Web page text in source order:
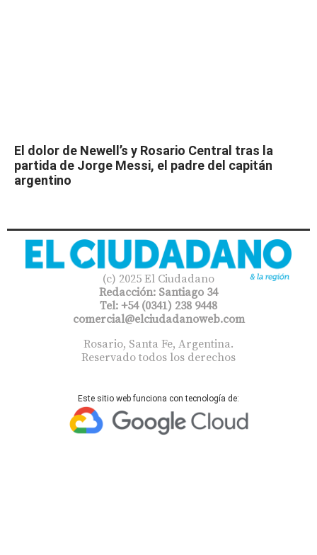
El dolor de Newell’s y Rosario Central tras la
partida de Jorge Messi, el padre del capitán
argentino
(c) 2025 El Ciudadano
Redacción: Santiago 34
Tel: +54 (0341) 238 9448
comercial@elciudadanoweb.com​
Rosario, Santa Fe, Argentina.
Reservado todos los derechos
Este sitio web funciona con tecnología de: